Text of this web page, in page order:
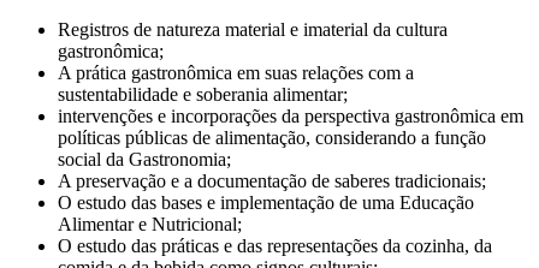
Registros de natureza material e imaterial da cultura
gastronômica;
A prática gastronômica em suas relações com a
sustentabilidade e soberania alimentar;
intervenções e incorporações da perspectiva gastronômica em
políticas públicas de alimentação, considerando a função
social da Gastronomia;
A preservação e a documentação de saberes tradicionais;
O estudo das bases e implementação de uma Educação
Alimentar e Nutricional;
O estudo das práticas e das representações da cozinha, da